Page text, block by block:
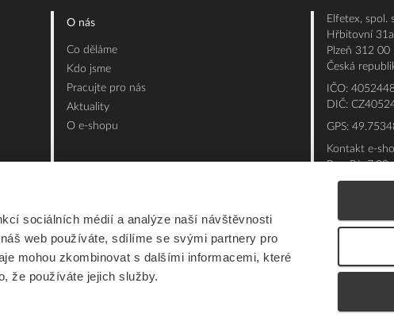
sociálních médií a analýze naší návštěvnosti
web používáte, sdílíme se svými partnery pro
mohou zkombinovat s dalšími informacemi, které
že používáte jejich služby.
O nás
Co děláme
Kdo jsme
Pracujte pro nás
Aktuality
O e-shopu
Elfetex, spol.
Hřbitovní 31a
Plzeň 312 00
Česká
IČO:
DIČ:
GPS:
Kontakt e-
Po - Pá: 7:00
E-mail: